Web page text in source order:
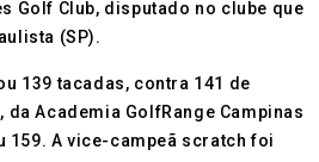
Golf Club, disputado no clube que
(SP).
139 tacadas, contra 141 de
da Academia GolfRange Campinas
159. A vice-campeã scratch foi